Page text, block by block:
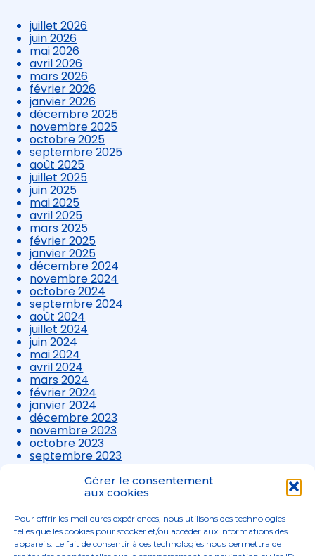
Gérer le consentement
aux cookies
Pour offrir les meilleures expériences, nous utilisons des technologies
telles que les cookies pour stocker et/ou accéder aux informations des
appareils. Le fait de consentir à ces technologies nous permettra de
juillet 2026
juin 2026
mai 2026
avril 2026
mars 2026
février 2026
janvier 2026
décembre 2025
novembre 2025
octobre 2025
septembre 2025
août 2025
juillet 2025
juin 2025
mai 2025
avril 2025
mars 2025
février 2025
janvier 2025
décembre 2024
novembre 2024
octobre 2024
septembre 2024
août 2024
juillet 2024
juin 2024
mai 2024
avril 2024
mars 2024
février 2024
janvier 2024
décembre 2023
novembre 2023
octobre 2023
septembre 2023
août 2023
juillet 2023
avril 2023
mars 2023